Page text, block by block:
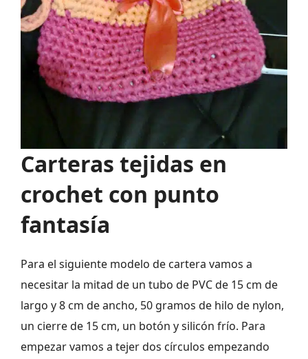
Carteras tejidas en
crochet con punto
fantasía
Para el siguiente modelo de cartera vamos a
necesitar la mitad de un tubo de PVC de 15 cm de
largo y 8 cm de ancho, 50 gramos de hilo de nylon,
un cierre de 15 cm, un botón y silicón frío. Para
empezar vamos a tejer dos círculos empezando